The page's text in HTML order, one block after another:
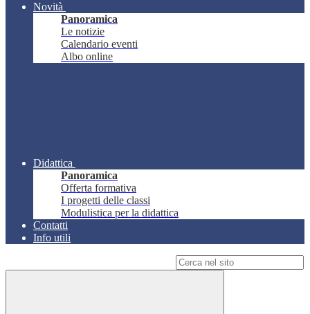
Novità
Panoramica
Le notizie
Calendario eventi
Albo online
Didattica
Panoramica
Offerta formativa
I progetti delle classi
Modulistica per la didattica
Contatti
Info utili